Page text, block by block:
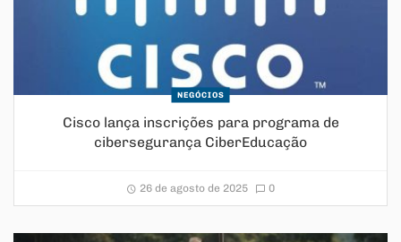
NEGÓCIOS
Cisco lança inscrições para programa de
cibersegurança CiberEducação
26 de agosto de 2025 0